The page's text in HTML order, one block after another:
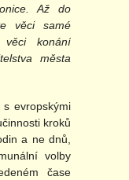
Až do
věci samé
konání
města
evropskými
kroků
a ne dnů,
volby
čase